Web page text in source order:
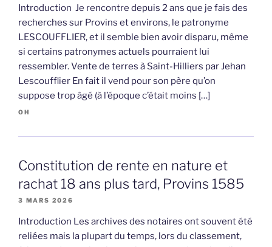
Introduction Je rencontre depuis 2 ans que je fais des
recherches sur Provins et environs, le patronyme
LESCOUFFLIER, et il semble bien avoir disparu, même
si certains patronymes actuels pourraient lui
ressembler. Vente de terres à Saint-Hilliers par Jehan
Lescoufflier En fait il vend pour son père qu’on
suppose trop âgé (à l’époque c’était moins […]
OH
Constitution de rente en nature et
rachat 18 ans plus tard, Provins 1585
3 MARS 2026
Introduction Les archives des notaires ont souvent été
reliées mais la plupart du temps, lors du classement,